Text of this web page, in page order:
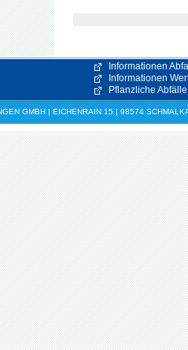
Informationen
Informationen
Pflanzliche Abfälle
GMBH | EICHENRAIN 15 | 98574